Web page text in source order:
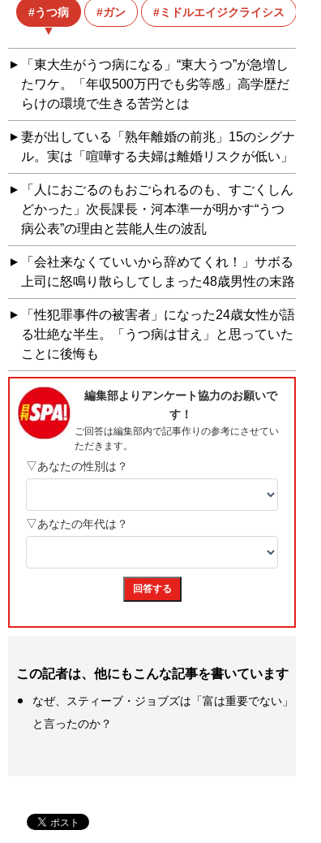
うつ病 ガン ミドルエイジクライシス
「東大生がうつ病になる」“東大うつ”が急増し
たワケ。「年収500万円でも劣等感」高学歴だ
らけの環境で生きる苦労とは
妻が出している「熟年離婚の前兆」15のシグナ
ル。実は「喧嘩する夫婦は離婚リスクが低い」
「人におごるのもおごられるのも、すごくしん
どかった」次長課長・河本準一が明かす“うつ
病公表”の理由と芸能人生の波乱
「会社来なくていいから辞めてくれ！」サボる
上司に怒鳴り散らしてしまった48歳男性の末路
「性犯罪事件の被害者」になった24歳女性が語
る壮絶な半生。「うつ病は甘え」と思っていた
ことに後悔も
この記者は、他にもこんな記事を書いています
なぜ、スティーブ・ジョブズは「富は重要でない」
と言ったのか？